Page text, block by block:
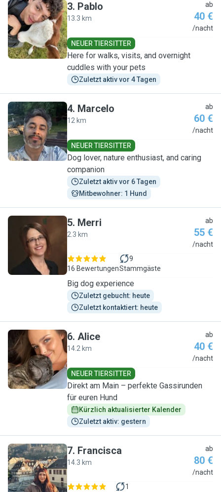
P
3. Pablo
13.3 km
ab
40 €
/nacht
NEUER TIERSITTER
Here for walks, visits, and overnight
cuddles with your pets
Zuletzt aktiv vor 4 Tagen
M
4. Marcelo
12 km
ab
60 €
/nacht
NEUER TIERSITTER
Dog lover, nature enthusiast, and caring
companion
Zuletzt aktiv vor 6 Tagen
Mitbewohner: 1 Hund
M
5. Merri
2.3 km
ab
55 €
/nacht
16 Bewertungen
9
Stammgäste
Big dog experience
Zuletzt gebucht: heute
Zuletzt kontaktiert: heute
A
6. Alice
14.2 km
ab
40 €
/nacht
NEUER TIERSITTER
Direkt am Main – perfekte Gassirunden
für euren Hund
Kürzlich aktualisierter Kalender
Zuletzt aktiv: gestern
F
7. Francisca
14.3 km
ab
80 €
/nacht
1